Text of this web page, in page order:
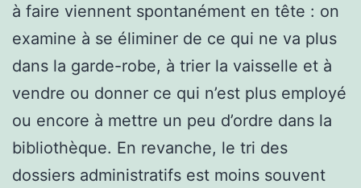
à faire viennent spontanément en tête : on
examine à se éliminer de ce qui ne va plus
dans la garde-robe, à trier la vaisselle et à
vendre ou donner ce qui n’est plus employé
ou encore à mettre un peu d’ordre dans la
bibliothèque. En revanche, le tri des
dossiers administratifs est moins souvent